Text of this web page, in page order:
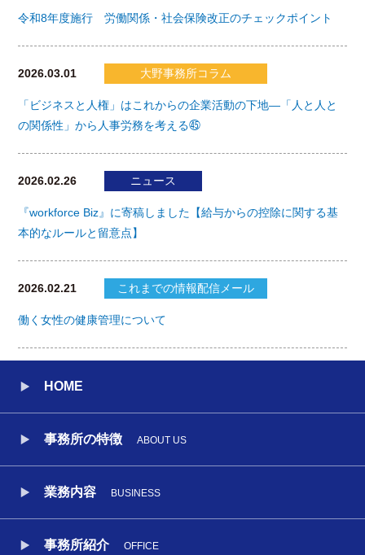
令和8年度施行 労働関係・社会保険改正のチェックポイント
2026.03.01 大野事務所コラム
「ビジネスと人権」はこれからの企業活動の下地―「人と人と
の関係性」から人事労務を考える㊺
2026.02.26 ニュース
『workforce Biz』に寄稿しました【給与からの控除に関する基
本的なルールと留意点】
2026.02.21 これまでの情報配信メール
働く女性の健康管理について
HOME
事務所の特徴 ABOUT US
業務内容 BUSINESS
事務所紹介 OFFICE